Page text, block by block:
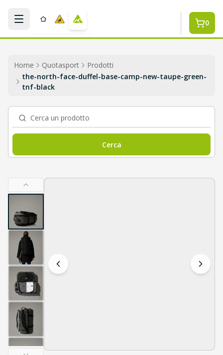
0
Home Quotasport
Prodotti
the-north-face-duffel-base-camp-new-taupe-green-
tnf-black
Cerca un prodotto
Cerca